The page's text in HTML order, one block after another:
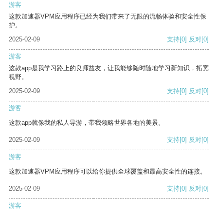
游客
这款加速器VPM应用程序已经为我们带来了无限的流畅体验和安全性保
护。
2025-02-09
支持[0] 反对[0]
游客
这款app是我学习路上的良师益友，让我能够随时随地学习新知识，拓宽
视野。
2025-02-09
支持[0] 反对[0]
游客
这款app就像我的私人导游，带我领略世界各地的美景。
2025-02-09 支持[0] 反对[0]
游客
这款加速器VPM应用程序可以给你提供全球覆盖和最高安全性的连接。
2025-02-09 支持[0] 反对[0]
游客